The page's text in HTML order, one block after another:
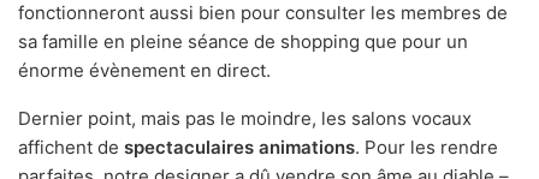
fonctionneront aussi bien pour consulter les membres de
sa famille en pleine séance de shopping que pour un
énorme évènement en direct.
Dernier point, mais pas le moindre, les salons vocaux
affichent de spectaculaires animations. Pour les rendre